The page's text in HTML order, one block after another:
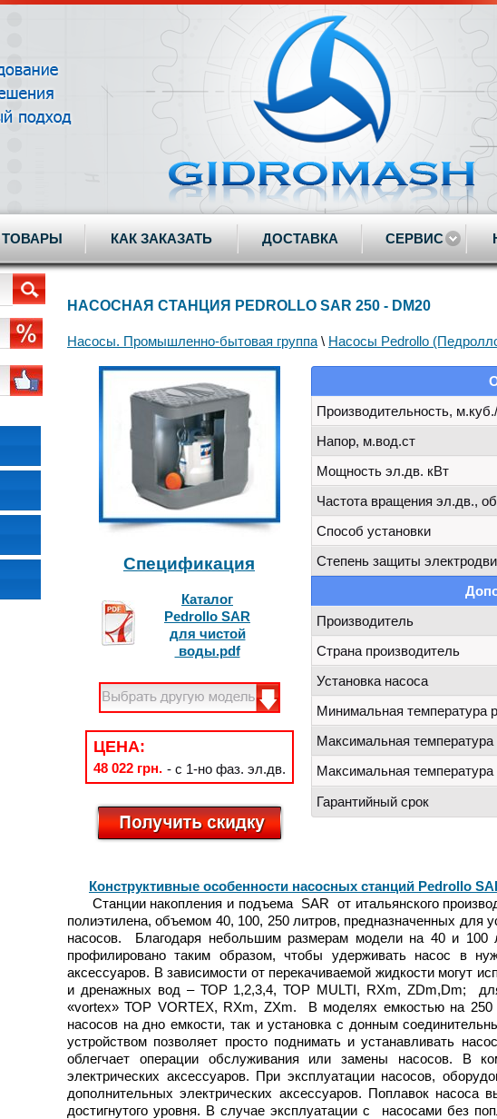
ТОВАРЫ КАК ЗАКАЗАТЬ ДОСТАВКА СЕРВИС
НАСОСНАЯ СТАНЦИЯ PEDROLLO SAR 250 - DM20
Насосы. Промышленно-бытовая группа \ Насосы Pedrollo
Спецификация
Каталог
Pedrollo SAR
для чистой
воды.pdf
ЦЕНА:
48 022 грн. - с 1-но фаз. эл.дв.
Производительность,
Напор, м.вод.ст
Мощность эл.дв. кВт
Частота вращения эл.дв.,
Способ установки
Степень защиты
Производитель
Страна производитель
Установка насоса
Минимальная температура
Максимальная
Максимальная
Гарантийный срок
Конструктивные особенности насосных станций Pedrollo
Станции накопления и подъема SAR от итальянского
полиэтилена, объемом 40, 100, 250 литров, предназначенных для
насосов. Благодаря небольшим размерам модели на 40 и 100
профилировано таким образом, чтобы удерживать насос в
аксессуаров. В зависимости от перекачиваемой жидкости могут
и дренажных вод – ТОР 1,2,3,4, ТОР MULTI, RXm, ZDm,Dm;
«vortex» ТОР VORTEX, RXm, ZXm. В моделях емкостью на 250
насосов на дно емкости, так и установка с донным
устройством позволяет просто поднимать и устанавливать
облегчает операции обслуживания или замены насосов. В
электрических аксессуаров. При эксплуатации насосов,
дополнительных электрических аксессуаров. Поплавок
достигнутого уровня. В случае эксплуатации с насосами без